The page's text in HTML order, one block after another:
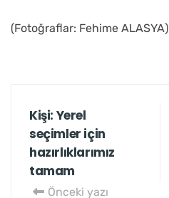
(Fotoğraflar: Fehime ALASYA)
Kişi: Yerel
seçimler için
hazırlıklarımız
tamam
Önceki yazı